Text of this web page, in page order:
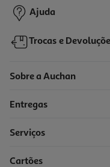
Ajuda
Trocas e
Sobre a Auchan
Entregas
Serviços
Cartões